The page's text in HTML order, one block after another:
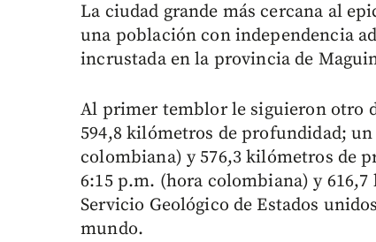
La ciudad grande más cercana al
una población con independencia
incrustada en la provincia de
Al primer temblor le siguieron otro
594,8 kilómetros de profundidad;
colombiana) y 576,3 kilómetros de
6:15 p.m. (hora colombiana) y
Servicio Geológico de Estados
mundo.